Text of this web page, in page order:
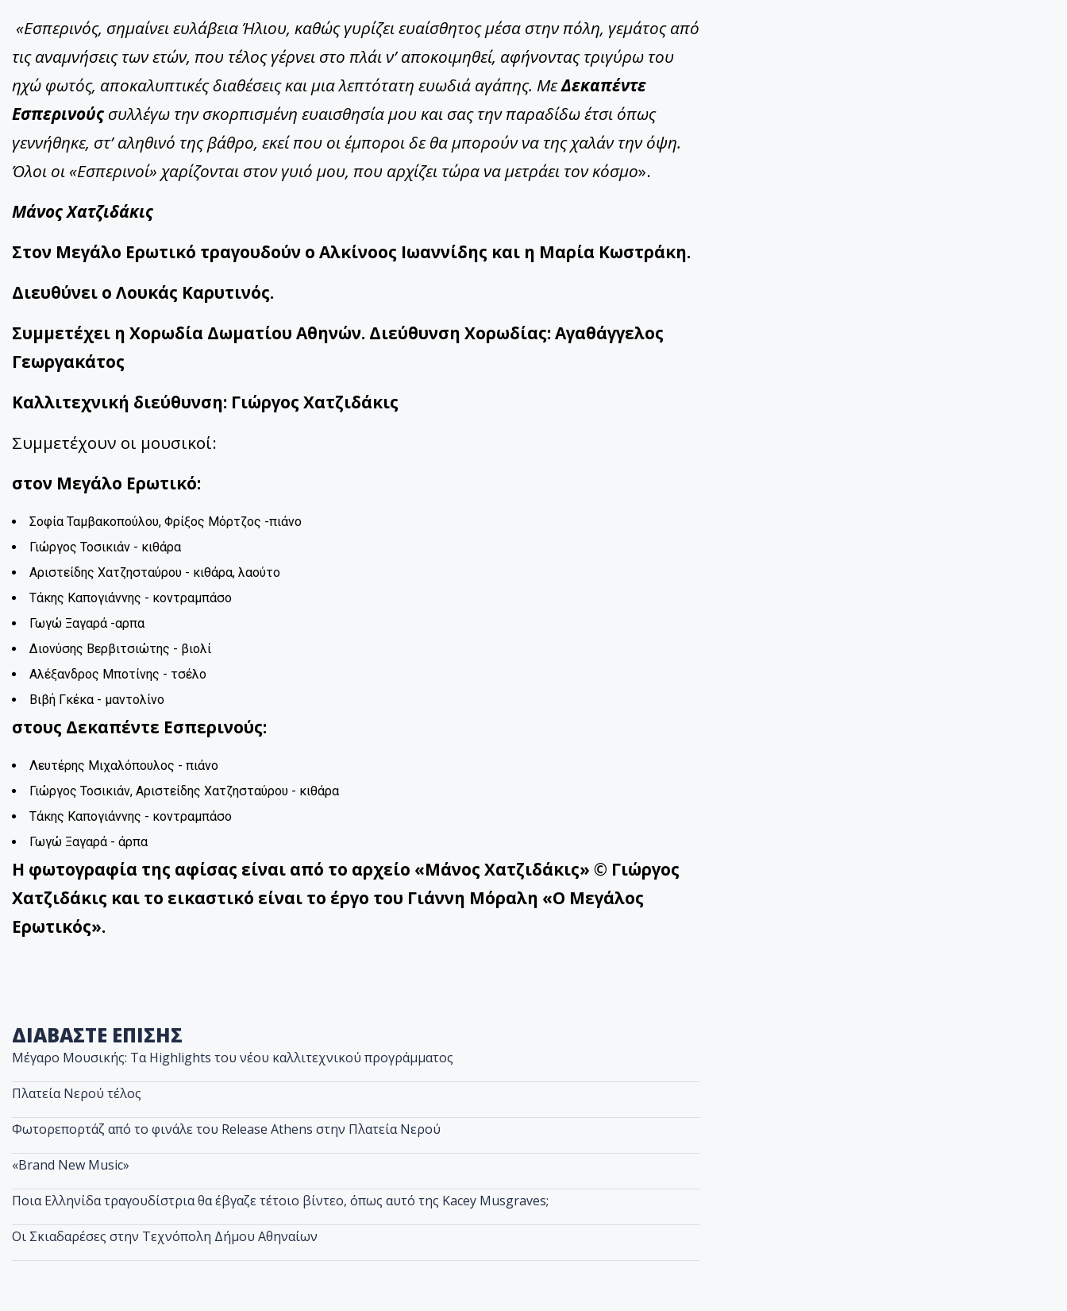
«Εσπερινός, σημαίνει ευλάβεια Ήλιου, καθώς γυρίζει ευαίσθητος μέσα στην πόλη, γεμάτος από
τις αναμνήσεις των ετών, που τέλος γέρνει στο πλάι ν’ αποκοιμηθεί, αφήνοντας τριγύρω του
ηχώ φωτός, αποκαλυπτικές διαθέσεις και μια λεπτότατη ευωδιά αγάπης. ΜεΔεκαπέντε
Εσπερινούς συλλέγω την σκορπισμένη ευαισθησία μου και σας την παραδίδω έτσι όπως
γεννήθηκε, στ’ αληθινό της βάθρο, εκεί που οι έμποροι δε θα μπορούν να της χαλάν την όψη.
Όλοι οι «Εσπερινοί» χαρίζονται στον γυιό μου, που αρχίζει τώρα να μετράει τον κόσμο».
Μάνος Χατζιδάκις
Στον Μεγάλο Ερωτικό τραγουδούν ο Αλκίνοος Ιωαννίδης και η Μαρία Κωστράκη.
Διευθύνει ο Λουκάς Καρυτινός.
Συμμετέχει η Χορωδία Δωματίου Αθηνών. Διεύθυνση Χορωδίας: Αγαθάγγελος
Γεωργακάτος
Καλλιτεχνική διεύθυνση: Γιώργος Χατζιδάκις
Συμμετέχουν οι μουσικοί:
στον Μεγάλο Ερωτικό:
Σοφία Ταμβακοπούλου, Φρίξος Μόρτζος -πιάνο
Γιώργος Τοσικιάν - κιθάρα
Αριστείδης Χατζησταύρου - κιθάρα, λαούτο
Τάκης Καπογιάννης - κοντραμπάσο
Γωγώ Ξαγαρά -αρπα
Διονύσης Βερβιτσιώτης - βιολί
Αλέξανδρος Μποτίνης - τσέλο
Βιβή Γκέκα - μαντολίνο
στους Δεκαπέντε Εσπερινούς:
Λευτέρης Μιχαλόπουλος - πιάνο
Γιώργος Τοσικιάν, Αριστείδης Χατζησταύρου - κιθάρα
Τάκης Καπογιάννης - κοντραμπάσο
Γωγώ Ξαγαρά - άρπα
Η φωτογραφία της αφίσας είναι από το αρχείο «Μάνος Χατζιδάκις» © Γιώργος
Χατζιδάκις και το εικαστικό είναι το έργο του Γιάννη Μόραλη «Ο Μεγάλος
Ερωτικός».
ΔΙΑΒΑΣΤΕ ΕΠΙΣΗΣ
Μέγαρο Μουσικής: Τα Highlights του νέου καλλιτεχνικού προγράμματος
Πλατεία Νερού τέλος
Φωτορεπορτάζ από το φινάλε του Release Athens στην Πλατεία Νερού
«Brand New Music»
Ποια Ελληνίδα τραγουδίστρια θα έβγαζε τέτοιο βίντεο, όπως αυτό της Kacey Musgraves;
Οι Σκιαδαρέσες στην Τεχνόπολη Δήμου Αθηναίων